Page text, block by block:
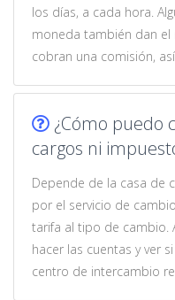
los días, a cada hora.
moneda también dan
cobran una comisión,
¿Cómo puedo
cargos ni
Depende de la casa de
por el servicio de
tarifa al tipo de cambio.
hacer las cuentas y ver
centro de intercambio